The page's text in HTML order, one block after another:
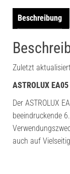
Beschreibung
Zuletzt
ASTROLUX
Der ASTROLUX
beeindruckende
auch auf